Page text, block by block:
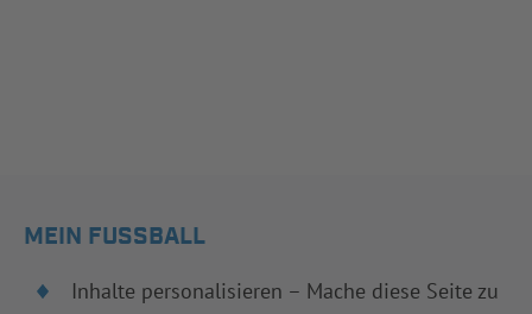
MEIN FUSSBALL
Inhalte personalisieren – Mache diese Seite zu